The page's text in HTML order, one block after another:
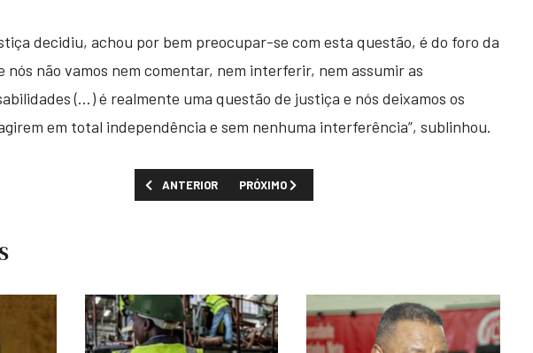
decidiu, achou por bem preocupar-se com esta questão, é do foro da
nós não vamos nem comentar, nem interferir, nem assumir as
(…) é realmente uma questão de justiça e nós deixamos os
em total independência e sem nenhuma interferência”, sublinhou.
ARTIGO ANTERIOR: ANGOLA RECUPERA MAIS DE SETE MIL MILHÕES DE
ANTERIOR PRÓXIMO ARTIGO: TRIBUNAL CONSTITUCIONAL
PRÓXIMO